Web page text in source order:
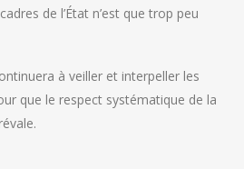
de l’État n’est que trop peu
à veiller et interpeller les
que le respect systématique de la